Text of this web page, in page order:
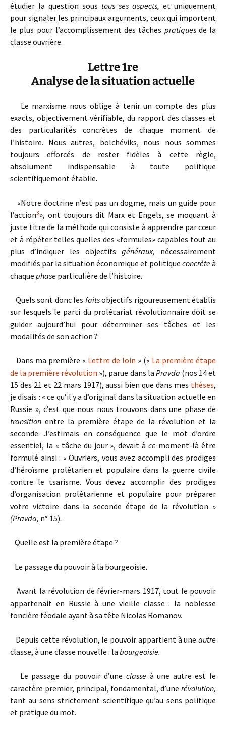
étudier la question sous tous ses aspects, et uniquement
pour signaler les principaux arguments, ceux qui importent
le plus pour l’accomplissement des tâches pratiques de la
classe ouvrière.
Lettre 1re
Analyse de la situation actuelle
Le marxisme nous oblige à tenir un compte des plus
exacts, objectivement vérifiable, du rapport des classes et
des particularités concrètes de chaque moment de
l’histoire. Nous autres, bolchéviks, nous nous sommes
toujours efforcés de rester fidèles à cette règle,
absolument indispensable à toute politique
scientifiquement établie.
«Notre doctrine n’est pas un dogme, mais un guide pour
l’action3», ont toujours dit Marx et Engels, se moquant à
juste titre de la méthode qui consiste à apprendre par cœur
et à répéter telles quelles des «formules» capables tout au
plus d’indiquer les objectifs généraux, nécessairement
modifiés par la situation économique et politique concrèteà
chaque phase particulière de l’histoire.
Quels sont donc les faitsobjectifs rigoureusement établis
sur lesquels le parti du prolétariat révolutionnaire doit se
guider aujourd’hui pour déterminer ses tâches et les
modalités de son action ?
Dans ma première « Lettre de loin » (« La première étape
de la première révolution »), parue dans la Pravda (nos 14 et
15 des 21 et 22 mars 1917), aussi bien que dans mes thèses,
je disais : « ce qu’il y a d’original dans la situation actuelle en
Russie », c’est que nous nous trouvons dans une phase de
transition entre la première étape de la révolution et la
seconde. J’estimais en conséquence que le mot d’ordre
essentiel, la « tâche du jour », devait àce moment-là être
formulé ainsi : « Ouvriers, vous avez accompli des prodiges
d’héroïsme prolétarien et populaire dans la guerre civile
contre le tsarisme. Vous devez accomplir des prodiges
d’organisation prolétarienne et populaire pour préparer
votre victoire dans la seconde étape de la révolution »
(Pravda, n° 15).
Quelle est la première étape ?
Le passage du pouvoir à la bourgeoisie.
Avant la révolution de février-mars 1917, tout le pouvoir
appartenait en Russie à une vieille classe : la noblesse
foncière féodale ayant à sa tête Nicolas Romanov.
Depuis cette révolution, le pouvoir appartient à une autre
classe, à une classe nouvelle : la bourgeoisie.
Le passage du pouvoir d’une classe à une autre est le
caractère premier, principal, fondamental, d’une révolution,
tant au sens strictement scientifique qu’au sens politique
et pratique du mot.